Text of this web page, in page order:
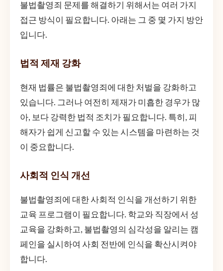
불법촬영죄 문제를 해결하기 위해서는 여러 가지
접근 방식이 필요합니다. 아래는 그 중 몇 가지 방안
입니다.
법적 제재 강화
현재 법률은 불법촬영죄에 대한 처벌을 강화하고
있습니다. 그러나 여전히 제재가 미흡한 경우가 많
아, 보다 강력한 법적 조치가 필요합니다. 특히, 피
해자가 쉽게 신고할 수 있는 시스템을 마련하는 것
이 중요합니다.
사회적 인식 개선
불법촬영죄에 대한 사회적 인식을 개선하기 위한
교육 프로그램이 필요합니다. 학교와 직장에서 성
교육을 강화하고, 불법촬영의 심각성을 알리는 캠
페인을 실시하여 사회 전반에 인식을 확산시켜야
합니다.